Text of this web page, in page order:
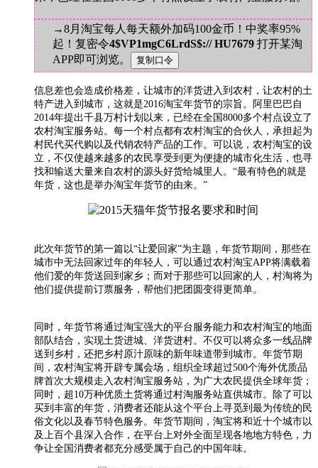
→8月淘宝每人每天额外加码100金币！中奖率95%
起！复密令4$VP1mgC6LrdS$:// HU7679 打开某淘
APP即可浏览。
信息差也会造成价格差，让城市的洋货进入到农村，让农村的土
特产进入到城市，这就是2016淘宝年货节的宗旨。阿里巴巴自
2014年提出千县万村计划以来，已经在全国8000多个村点设立了
农村淘宝服务站。每一个村点都有农村淘宝的合伙人，承担起为
村民代买代购以及代销农特产品的工作。可以说，农村淘宝的设
立，不仅使越来越多的农民享受到更为便捷的城市化生活，也寻
找和输送大量来自农村的源头好货给城里人。“最有特色的就是
年货，这也是举办淘宝年货节的由来。”
此次年货节的第一篇以“让爱回家”为主题，年货节期间，那些在
城市中无法回家过年的年轻人，可以通过农村淘宝APP将满载着
他们爱的年货送回到家乡；而对于那些可以回家的人，村淘将为
他们提供提前订票服务，帮他们把团圆变得更简单。
同时，年货节将通过淘宝强大的平台服务能力和农村淘宝的地面
部队结合，实现土货进城、洋货进村。不仅可以将众多一线品牌
送到乡村，还把乡村原汁原味的新年味道带到城市。年货节期
间，农村淘宝将开辟专属会场，组织全球超过500个海外优质品
牌首次大规模走入农村淘宝服务站，为广大农民提供全球年货；
同时，超10万种优质土货将通过村淘服务站直供城市。除了可以
买到丰富的年货，消费者还能从这个平台上寻觅到最为传统的民
俗文化以及春节特色服务。年货节期间，淘宝将和近十个城市以
及上百个县深入合作，在平台上对外全面呈现各地地方特色，力
争让全国消费者都充分感受属于自己的中国年味。